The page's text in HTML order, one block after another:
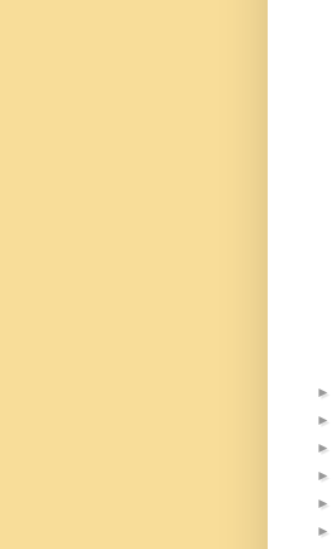
►
►
►
►
►
►